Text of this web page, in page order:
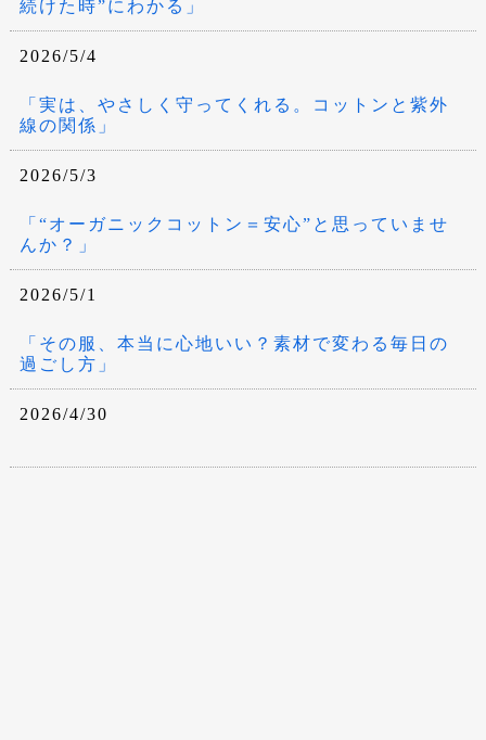
続けた時”にわかる」
2026/5/4
「実は、やさしく守ってくれる。コットンと紫外
線の関係」
2026/5/3
「“オーガニックコットン＝安心”と思っていませ
んか？」
2026/5/1
「その服、本当に心地いい？素材で変わる毎日の
過ごし方」
2026/4/30